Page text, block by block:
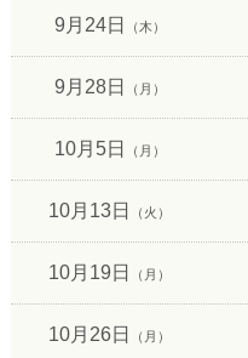
9月24日 （木）
9月28日 （月）
10月5日 （月）
10月13日 （火）
10月19日 （月）
10月26日 （月）